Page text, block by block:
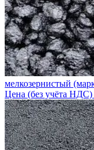
мелкозернистый
Цена (без учёта НДС)